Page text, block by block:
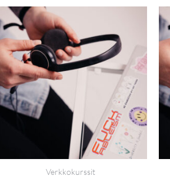
Verkkokurssit
-
useampi
Voit
tehdä
valinnat
tuotteen
sivulla.